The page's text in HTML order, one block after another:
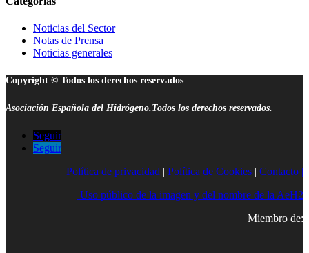
Noticias del Sector
Notas de Prensa
Noticias generales
Copyright © Todos los derechos reservados
Asociación Española del Hidrógeno.Todos los derechos reservados.
Seguir
Seguir
Política de privacidad | Política de Cookies | Contacto |
Uso público de la imagen y del nombre de la AeH2
Miembro de: